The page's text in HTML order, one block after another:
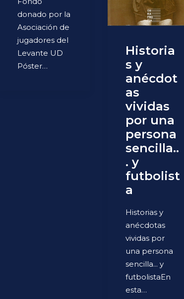
donado por la
Asociación de
jugadores del
Levante UD
Póster…
Historia
s y
anécdot
as
vividas
por una
persona
sencilla..
. y
futbolist
a
Historias y
anécdotas
vividas por
una persona
sencilla... y
futbolistaEn
esta…